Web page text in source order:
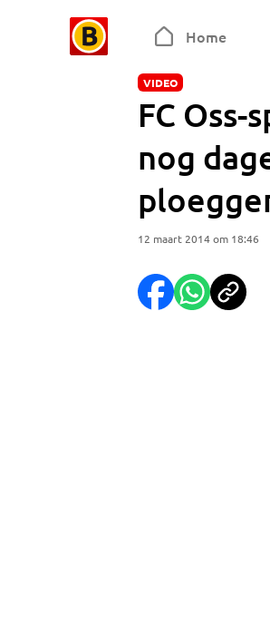
Home
VIDEO
FC
nog
12 maart 2014 om 18:46